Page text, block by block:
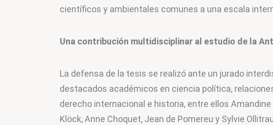
científicos y ambientales comunes a una escala
Una contribución multidisciplinar al estudio de la
La defensa de la tesis se realizó ante un jurado
destacados académicos en ciencia política,
derecho internacional e historia, entre ellos Amandine
Klöck, Anne Choquet, Jean de Pomereu y Sylvie